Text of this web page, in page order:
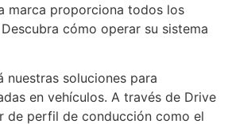
marca proporciona todos los
cómo operar su sistema
nuestras soluciones para
en vehículos. A través de Drive
de perfil de conducción como el